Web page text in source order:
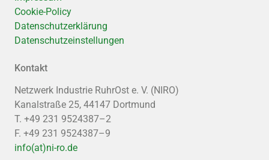
Cookie-Policy
Datenschutzerklärung
Datenschutzeinstellungen
Kontakt
Netzwerk Industrie RuhrOst e. V. (NIRO)
Kanalstraße 25, 44147 Dortmund
T. +49 231 9524387–2
F. +49 231 9524387–9
info(at)ni-ro.de